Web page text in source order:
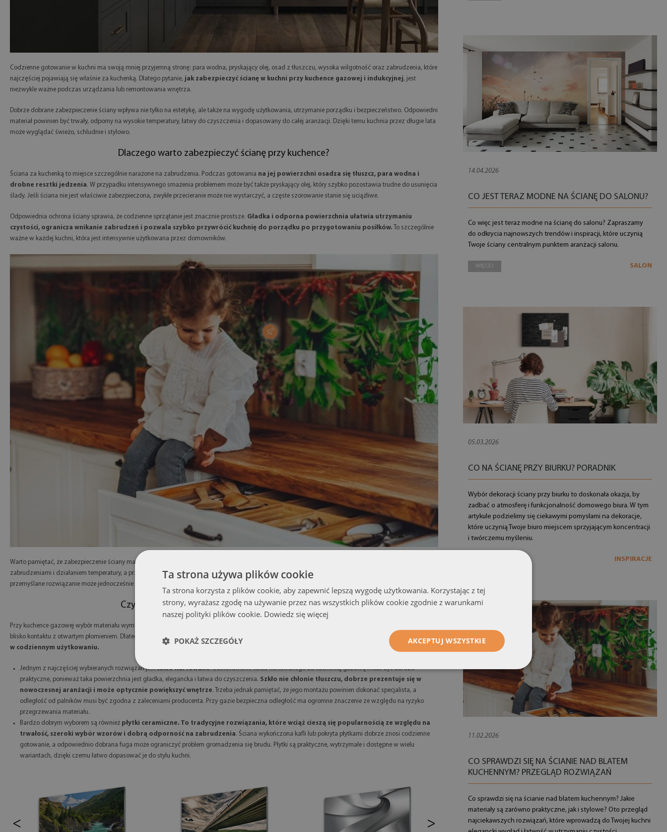
Codzienne gotowanie w kuchni ma swoją mniej przyjemną stronę: para wodna, pryskający olej, osad z tłuszczu, wysoka wilgotność oraz zabrudzenia, które
najczęściej pojawiają się właśnie za kuchenką. Dlatego pytanie, jak zabezpieczyć ścianę w kuchni przy kuchence gazowej i indukcyjnej, jest
niezwykle ważne podczas urządzania lub remontowania wnętrza.
Dobrze dobrane zabezpieczenie ściany wpływa nie tylko na estetykę, ale także na wygodę użytkowania, utrzymanie porządku i bezpieczeństwo. Odpowiedni
materiał powinien być trwały, odporny na wysokie temperatury, łatwy do czyszczenia i dopasowany do całej aranżacji. Dzięki temu kuchnia przez długie lata
może wyglądać świeżo, schludnie i stylowo.
Dlaczego warto zabezpieczyć ścianę przy kuchence?
Ściana za kuchenką to miejsce szczególnie narażone na zabrudzenia. Podczas gotowania na jej powierzchni osadza się tłuszcz, para wodna i
drobne resztki jedzenia. W przypadku intensywnego smażenia problemem może być także pryskający olej, który szybko pozostawia trudne do usunięcia
ślady. Jeśli ściana nie jest właściwie zabezpieczona, zwykłe przecieranie może nie wystarczyć, a częste szorowanie stanie się uciążliwe.
Odpowiednia ochrona ściany sprawia, że codzienne sprzątanie jest znacznie prostsze. Gładka i odporna powierzchnia ułatwia utrzymaniu
czystości, ogranicza wnikanie zabrudzeń i pozwala szybko przywrócić kuchnię do porządku po przygotowaniu posiłków. To szczególnie
ważne w każdej kuchni, która jest intensywnie użytkowana przez domowników.
Warto pamiętać, że zabezpieczenie ściany ma również wpływ na funkcjonalność całego wnętrza. Dobrze dobrane osłony chronią ściany przed wilgocią,
zabrudzeniami i działaniem temperatury, a przy tym podkreślają wygląd mebli, blatu oraz sprzętów AGD. W praktyce oznacza to, że jedno dobrze
przemyślane rozwiązanie może jednocześnie poprawić komfort pracy i estetykę kuchni.
Czym zabezpieczyć ścianę przy kuchence gazowej?
Przy kuchence gazowej wybór materiału wymaga szczególnej ostrożności. W tym przypadku ściana znajduje się blisko źródła ciepła, a czasem również
blisko kontaktu z otwartym płomieniem. Dlatego
kluczowe jest, aby zastosowany materiał był odporny na temperaturę, stabilny i bezpieczny
w codziennym użytkowaniu.
Jednym z najczęściej wybieranych rozwiązań jestszkło hartowane. Zastosowanie szkła hartowanego za kuchenką gazową może być bardzo
praktyczne, ponieważ taka powierzchnia jest gładka, elegancka i łatwa do czyszczenia. Szkło nie chłonie tłuszczu, dobrze prezentuje się w
nowoczesnej aranżacji i może optycznie powiększyć wnętrze. Trzeba jednak pamiętać, że jego montażu powinien dokonać specjalista, a
odległość od palników musi być zgodna z zaleceniami producenta. Przy gazie bezpieczna odległość ma ogromne znaczenie ze względu na ryzyko
przegrzewania materiału.
Bardzo dobrym wyborem są również płytki ceramiczne. To tradycyjne rozwiązania, które wciąż cieszą się popularnością ze względu na
trwałość, szeroki wybór wzorów i dobrą odporność na zabrudzenia. Ściana wykończona kafli lub pokryta płytkami dobrze znosi codzienne
gotowanie, a odpowiednio dobrana fuga może ograniczyć problem gromadzenia się brudu. Płytki są praktyczne, wytrzymałe i dostępne w wielu
wariantach, dzięki czemu łatwo dopasować je do stylu kuchni.
< >
14.04.2026
CO JEST TERAZ MODNE NA ŚCIANĘ DO SALONU?
Co więc jest teraz modne na ścianę do salonu? Zapraszamy
do odkrycia najnowszych trendów i inspiracji, które uczynią
Twoje ściany centralnym punktem aranżacji salonu.
WIĘCEJ SALON
05.03.2026
CO NA ŚCIANĘ PRZY BIURKU? PORADNIK
Wybór dekoracji ściany przy biurku to doskonała okazja, by
zadbać o atmosferę i funkcjonalność domowego biura. W tym
artykule podzielimy się ciekawymi pomysłami na dekoracje,
które uczynią Twoje biuro miejscem sprzyjającym koncentracji
i twórczemu myśleniu.
INSPIRACJE
11.02.2026
CO SPRAWDZI SIĘ NA ŚCIANIE NAD BLATEM
KUCHENNYM? PRZEGLĄD ROZWIĄZAŃ
Co sprawdzi się na ścianie nad blatem kuchennym? Jakie
materiały są zarówno praktyczne, jak i stylowe? Oto przegląd
najciekawszych rozwiązań, które wprowadzą do Twojej kuchni
Ta strona używa plików cookie
Ta strona korzysta z plików cookie, aby zapewnić lepszą wygodę użytkowania. Korzystając z tej
strony, wyrażasz zgodę na używanie przez nas wszystkich plików cookie zgodnie z warunkami
naszej polityki plików cookie. Dowiedz się więcej
AKCEPTUJ WSZYSTKIE
POKAŻ SZCZEGÓŁY